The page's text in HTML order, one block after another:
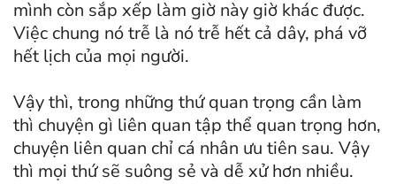
mình còn sắp xếp làm giờ này giờ khác được.
Việc chung nó trễ là nó trễ hết cả dây, phá vỡ
hết lịch của mọi người.
Vậy thì, trong những thứ quan trọng cần làm
thì chuyện gì liên quan tập thể quan trọng hơn,
chuyện liên quan chỉ cá nhân ưu tiên sau. Vậy
thì mọi thứ sẽ suông sẻ và dễ xử hơn nhiều.